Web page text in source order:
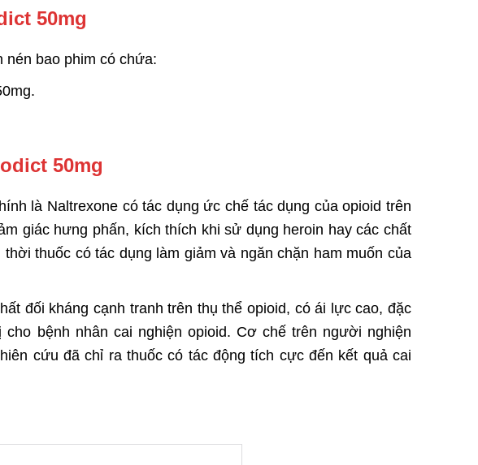
50mg
nén bao phim có chứa:
50mg
là Naltrexone có tác dụng ức chế tác dụng của opioid trên
giác hưng phấn, kích thích khi sử dụng heroin hay các chất
thuốc có tác dụng làm giảm và ngăn chặn ham muốn của
đối kháng cạnh tranh trên thụ thể opioid, có ái lực cao, đặc
bệnh nhân cai nghiện opioid. Cơ chế trên người nghiện
cứu đã chỉ ra thuốc có tác động tích cực đến kết quả cai